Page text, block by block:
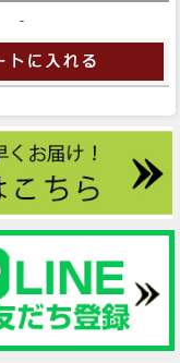
-